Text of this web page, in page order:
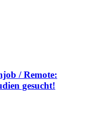
/ Remote:
gesucht!